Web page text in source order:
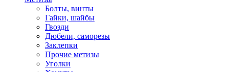
Болты, винты
Гайки, шайбы
Гвозди
Дюбели, саморезы
Заклепки
Прочие метизы
Уголки